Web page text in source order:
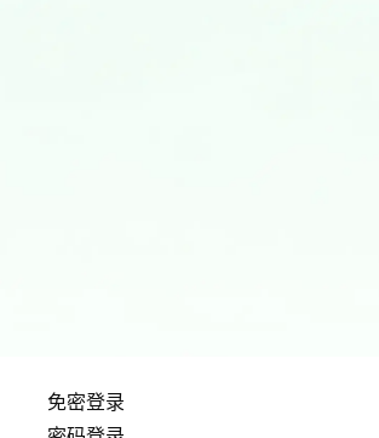
免密登录